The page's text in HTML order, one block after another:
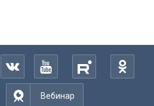
Вебинар